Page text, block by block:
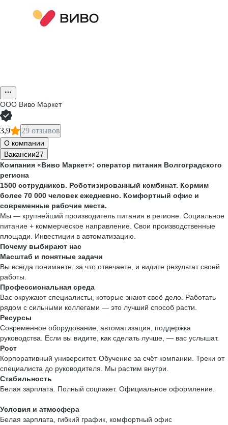
ООО Виво Маркет
3,9 29 отзывов
О компании
Вакансии27
Компания «Виво Маркет»: оператор питания Волгоградского
региона
1500 сотрудников. Роботизированный комбинат. Кормим
более 70 000 человек ежедневно. Комфортный офис и
современные рабочие места.
Мы — крупнейший производитель питания в регионе. Социальное
питание + коммерческое направление. Свои производственные
площади. Инвестиции в автоматизацию.
Почему выбирают нас
Масштаб и понятные задачи
Вы всегда понимаете, за что отвечаете, и видите результат своей
работы.
Профессиональная среда
Вас окружают специалисты, которые знают своё дело. Работать
рядом с сильными коллегами — это лучший способ расти.
Ресурсы
Современное оборудование, автоматизация, поддержка
руководства. Если вы видите, как сделать лучше, — вас услышат.
Рост
Корпоративный университет. Обучение за счёт компании. Треки от
специалиста до руководителя. Мы растим внутри.
Стабильность
Белая зарплата. Полный соцпакет. Официальное оформление.
Условия и атмосфера
Белая зарплата, гибкий график, комфортный офис